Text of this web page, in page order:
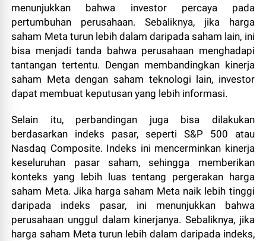
menunjukkan bahwa investor percaya pada
pertumbuhan perusahaan. Sebaliknya, jika harga
saham Meta turun lebih dalam daripada saham lain, ini
bisa menjadi tanda bahwa perusahaan menghadapi
tantangan tertentu. Dengan membandingkan kinerja
saham Meta dengan saham teknologi lain, investor
dapat membuat keputusan yang lebih informasi.
Selain itu, perbandingan juga bisa dilakukan
berdasarkan indeks pasar, seperti S&P 500 atau
Nasdaq Composite. Indeks ini mencerminkan kinerja
keseluruhan pasar saham, sehingga memberikan
konteks yang lebih luas tentang pergerakan harga
saham Meta. Jika harga saham Meta naik lebih tinggi
daripada indeks pasar, ini menunjukkan bahwa
perusahaan unggul dalam kinerjanya. Sebaliknya, jika
harga saham Meta turun lebih dalam daripada indeks,